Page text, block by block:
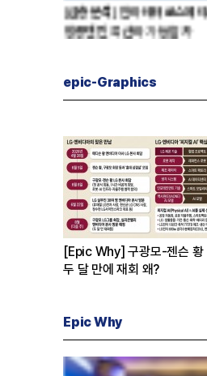
닌 산업진화 그
[심층분석] 포스코,
본격화
epic-Graphics
[Epic Why] 구광모-젠슨 황
두 달 만에 재회 왜?
Epic Why